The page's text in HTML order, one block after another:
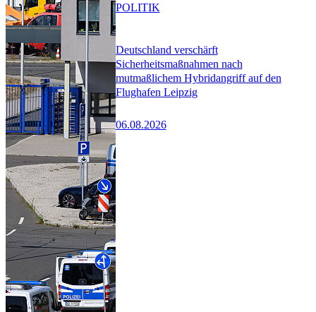
Deutschland verschärft
Sicherheitsmaßnahmen nach
mutmaßlichem Hybridangriff auf den
Flughafen Leipzig
06.08.2026
POLITIK